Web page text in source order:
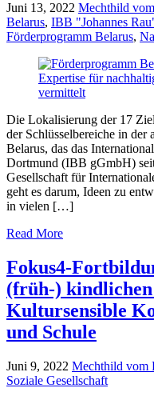
Juni 13, 2022 Mechthild
Belarus, IBB "Johannes
Förderprogramm Belarus,
Die Lokalisierung der 17
der Schlüsselbereiche in der
Belarus, das das
Dortmund (IBB gGmbH)
Gesellschaft für
geht es darum, Ideen zu
in vielen […]
Read More
Fokus4-
(früh-)
Kultursensible
und Schule
Juni 9, 2022 Mechthild vom
Soziale Gesellschaft